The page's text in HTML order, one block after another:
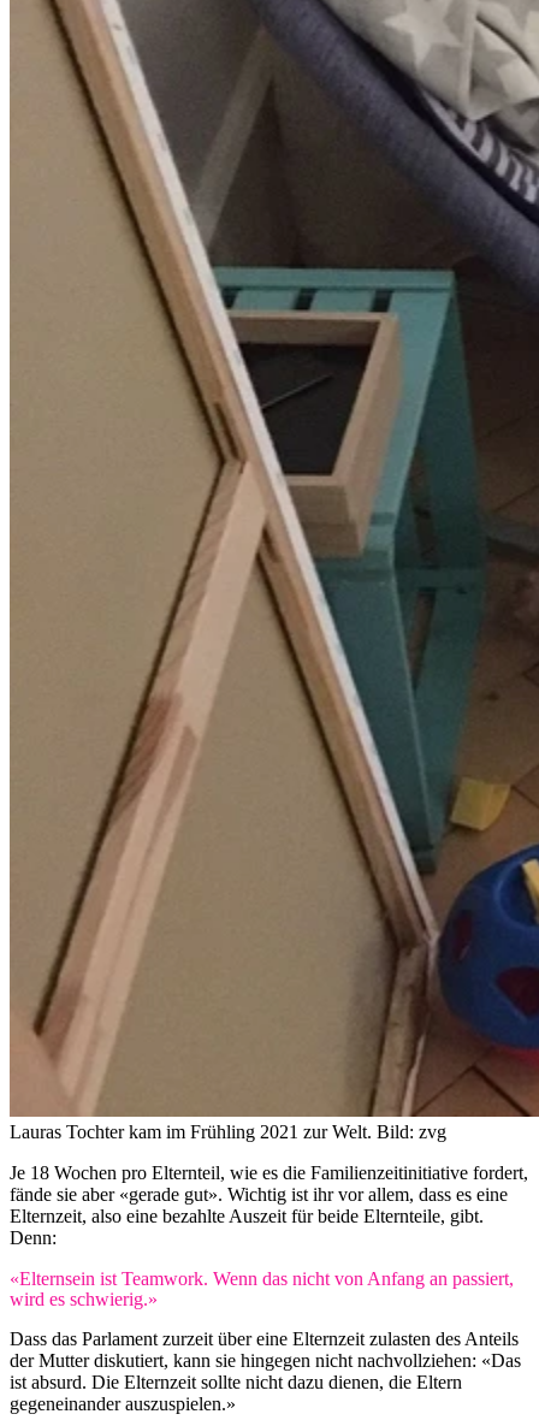
Lauras Tochter kam im Frühling 2021 zur Welt. Bild: zvg
Je 18 Wochen pro Elternteil, wie es die Familienzeitinitiative fordert,
fände sie aber «gerade gut». Wichtig ist ihr vor allem, dass es eine
Elternzeit, also eine bezahlte Auszeit für beide Elternteile, gibt.
Denn:
«Elternsein ist Teamwork. Wenn das nicht von Anfang an passiert,
wird es schwierig.»
Dass das Parlament zurzeit über eine Elternzeit zulasten des Anteils
der Mutter diskutiert, kann sie hingegen nicht nachvollziehen: «Das
ist absurd. Die Elternzeit sollte nicht dazu dienen, die Eltern
gegeneinander auszuspielen.»